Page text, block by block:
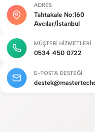
ADRES
Tahtakale No:160
Avcılar/İstanbul
MÜŞTERI HIZMETLERI
0534 450 0722
E-POSTA DESTEĞI